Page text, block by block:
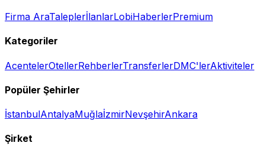
Firma AraTaleplerİlanlarLobiHaberlerPremium
Kategoriler
AcentelerOtellerRehberlerTransferlerDMC'lerAktiviteler
Popüler Şehirler
İstanbulAntalyaMuğlaİzmirNevşehirAnkara
Şirket